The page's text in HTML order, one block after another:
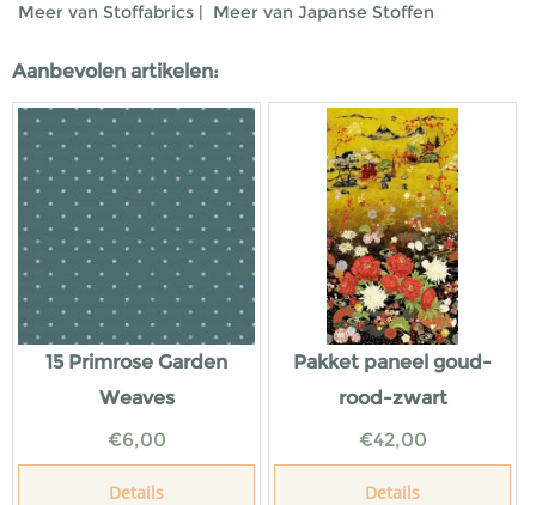
Meer van Stoffabrics | Meer van Japanse Stoffen
Aanbevolen artikelen:
15 Primrose Garden
Weaves
€6,00
Details
Pakket paneel goud-
rood-zwart
€42,00
Details